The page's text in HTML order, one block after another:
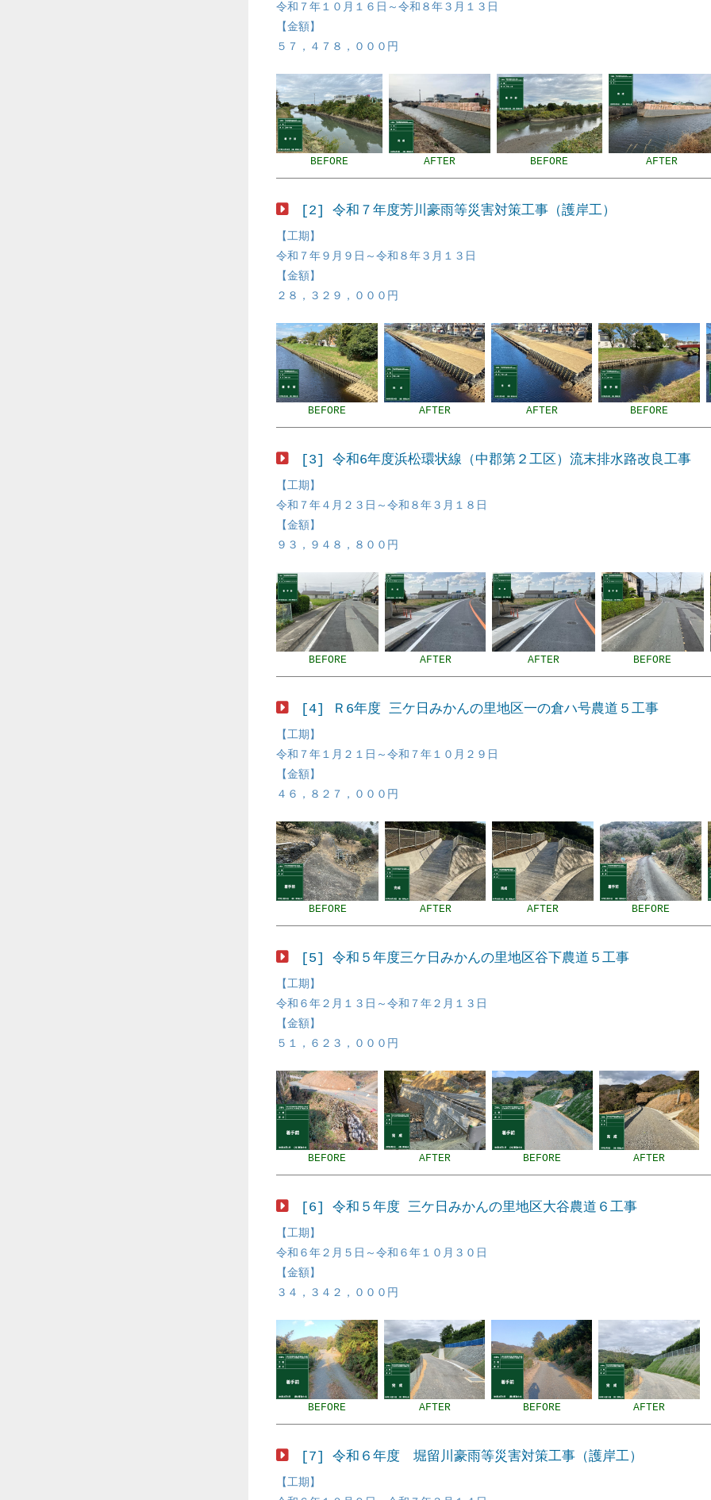
令和７年１０月１６日～令和８年３月１３日
【金額】
５７，４７８，０００円
BEFORE AFTER BEFORE AFTER
[2] 令和７年度芳川豪雨等災害対策工事（護岸工）
【工期】
令和７年９月９日～令和８年３月１３日
【金額】
２８，３２９，０００円
BEFORE AFTER AFTER BEFORE
[3] 令和6年度浜松環状線（中郡第２工区）流末排水路改良工事
【工期】
令和７年４月２３日～令和８年３月１８日
【金額】
９３，９４８，８００円
BEFORE AFTER AFTER BEFORE
[4] Ｒ6年度 三ケ日みかんの里地区一の倉ハ号農道５工事
【工期】
令和７年１月２１日～令和７年１０月２９日
【金額】
４６，８２７，０００円
BEFORE AFTER AFTER BEFORE
[5] 令和５年度三ケ日みかんの里地区谷下農道５工事
【工期】
令和６年２月１３日～令和７年２月１３日
【金額】
５１，６２３，０００円
BEFORE AFTER BEFORE AFTER
[6] 令和５年度 三ケ日みかんの里地区大谷農道６工事
【工期】
令和６年２月５日～令和６年１０月３０日
【金額】
３４，３４２，０００円
BEFORE AFTER BEFORE AFTER
[7] 令和６年度 堀留川豪雨等災害対策工事（護岸工）
【工期】